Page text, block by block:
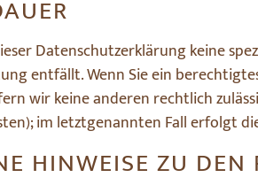
Datenschutzerklärung keine
entfällt. Wenn Sie ein
wir keine anderen rechtlich
im letztgenannten Fall erfolgt
HINWEISE ZU DEN